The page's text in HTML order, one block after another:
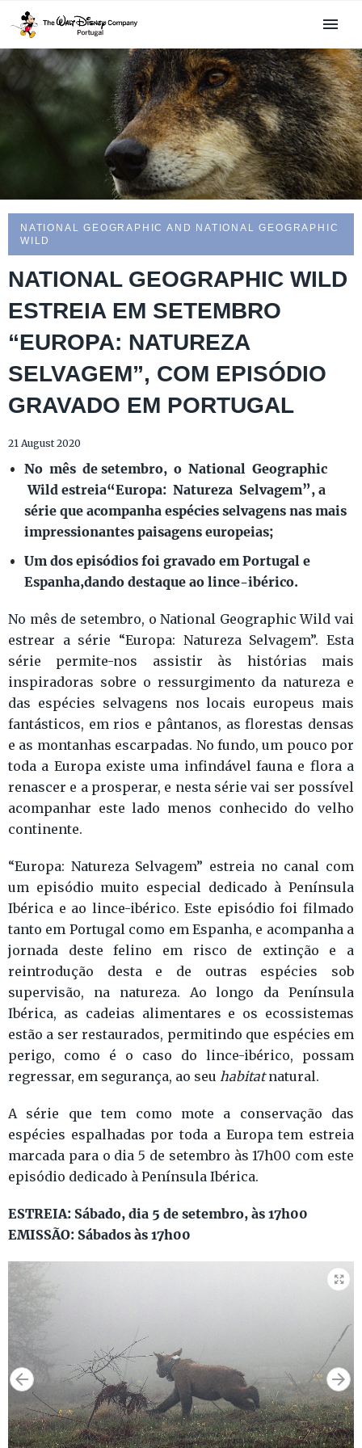
NATIONAL GEOGRAPHIC AND NATIONAL GEOGRAPHIC
WILD
NATIONAL GEOGRAPHIC WILD
ESTREIA EM SETEMBRO
“EUROPA: NATUREZA
SELVAGEM”, COM EPISÓDIO
GRAVADO EM PORTUGAL
21 August 2020
No mês de setembro, o National Geographic
Wild estreia“Europa: Natureza Selvagem”, a
série que acompanha espécies selvagens nas mais
impressionantes paisagens europeias;
Um dos episódios foi gravado em Portugal e
Espanha,dando destaque ao lince-ibérico.
No mês de setembro, o National Geographic Wild vai
estrear a série “Europa: Natureza Selvagem”. Esta
série permite-nos assistir às histórias mais
inspiradoras sobre o ressurgimento da natureza e
das espécies selvagens nos locais europeus mais
fantásticos, em rios e pântanos, as florestas densas
e as montanhas escarpadas. No fundo, um pouco por
toda a Europa existe uma infindável fauna e flora a
renascer e a prosperar, e nesta série vai ser possível
acompanhar este lado menos conhecido do velho
continente.
“Europa: Natureza Selvagem” estreia no canal com
um episódio muito especial dedicado à Península
Ibérica e ao lince-ibérico. Este episódio foi filmado
tanto em Portugal como em Espanha, e acompanha a
jornada deste felino em risco de extinção e a
reintrodução desta e de outras espécies sob
supervisão, na natureza. Ao longo da Península
Ibérica, as cadeias alimentares e os ecossistemas
estão a ser restaurados, permitindo que espécies em
perigo, como é o caso do lince-ibérico, possam
regressar, em segurança, ao seu habitatnatural.
A série que tem como mote a conservação das
espécies espalhadas por toda a Europa tem estreia
marcada para o dia 5 de setembro às 17h00 com este
episódio dedicado à Península Ibérica.
ESTREIA: Sábado, dia 5 de setembro, às 17h00
EMISSÃO: Sábados às 17h00